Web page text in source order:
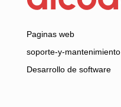
Paginas web
soporte-y-mantenimiento
Desarrollo de software